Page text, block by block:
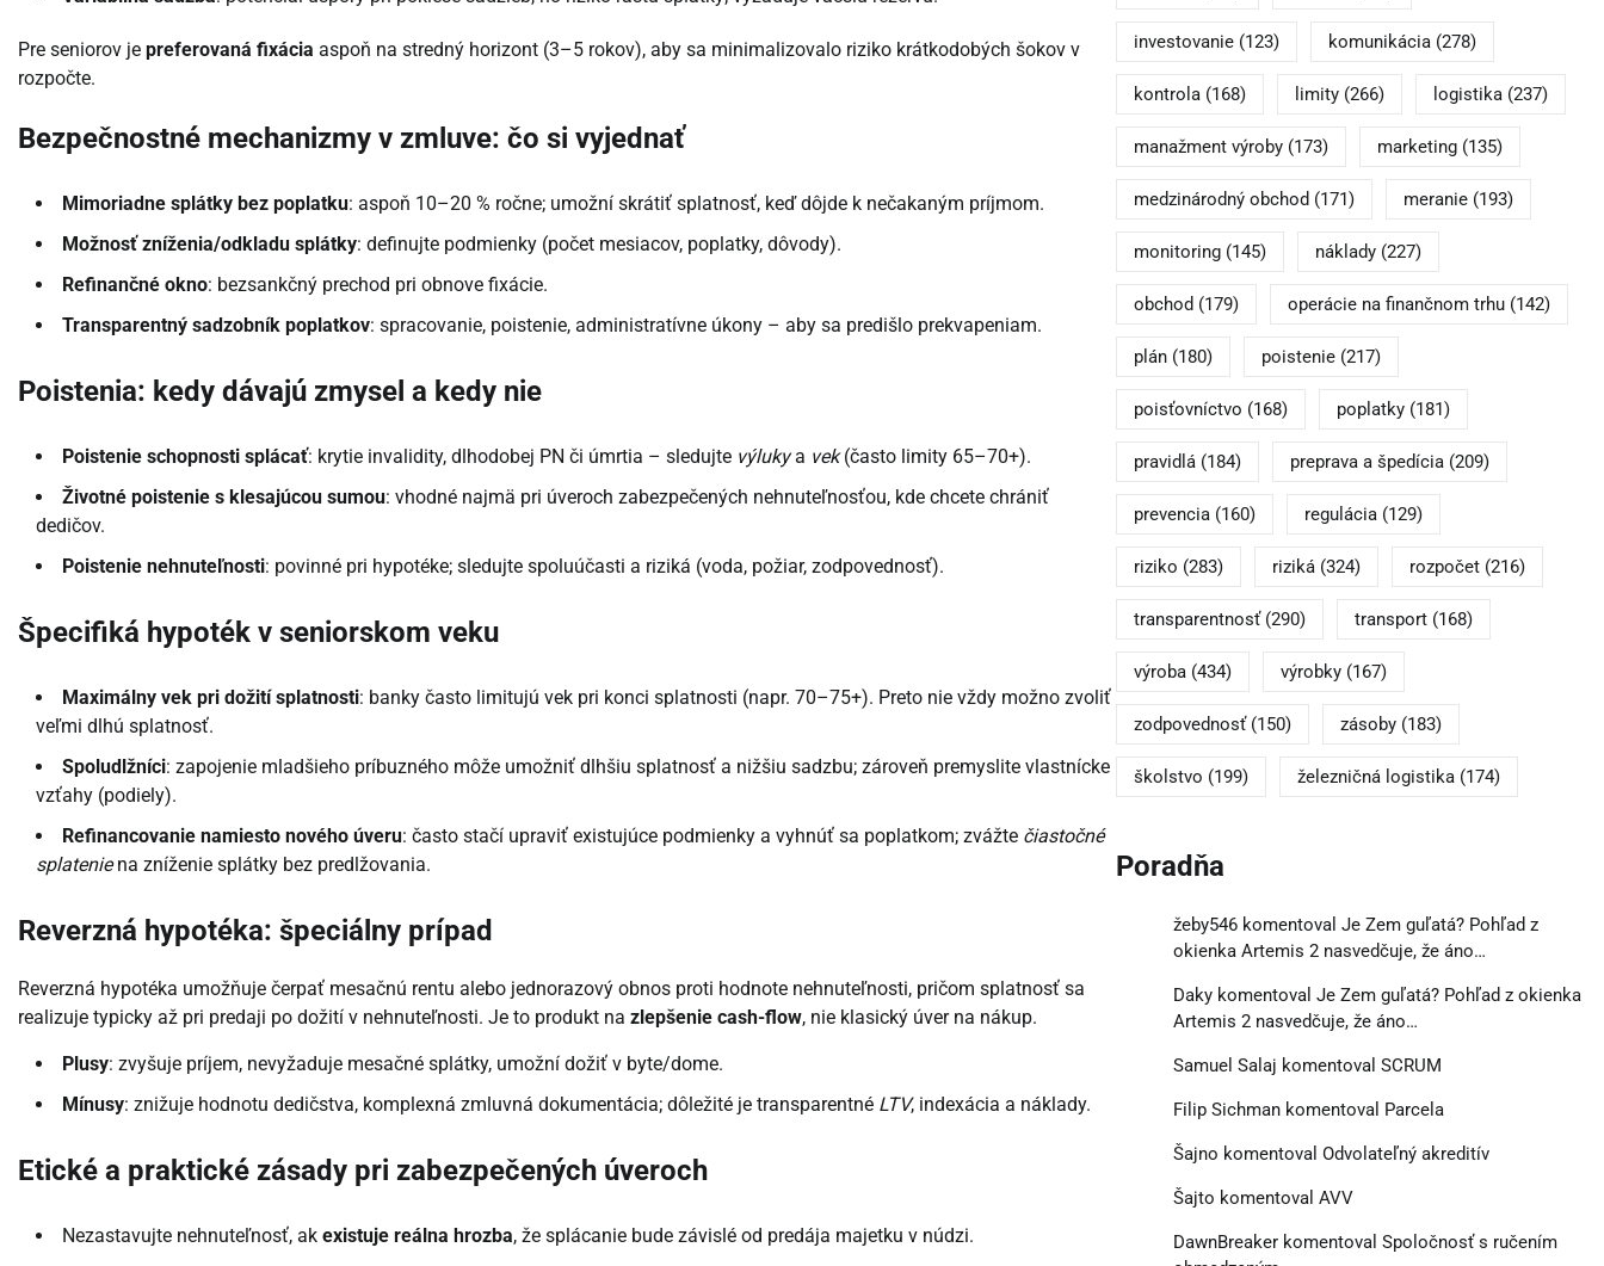
Pre seniorov je preferovaná fixácia aspoň na stredný horizont (3–5 rokov), aby sa minimalizovalo riziko krátkodobých šokov v
rozpočte.
Bezpečnostné mechanizmy v zmluve: čo si vyjednať
Mimoriadne splátky bez poplatku: aspoň 10–20 % ročne; umožní skrátiť splatnosť, keď dôjde k nečakaným príjmom.
Možnosť zníženia/odkladu splátky: definujte podmienky (počet mesiacov, poplatky, dôvody).
Refinančné okno: bezsankčný prechod pri obnove fixácie.
Transparentný sadzobník poplatkov: spracovanie, poistenie, administratívne úkony – aby sa predišlo prekvapeniam.
Poistenia: kedy dávajú zmysel a kedy nie
Poistenie schopnosti splácať: krytie invalidity, dlhodobej PN či úmrtia – sledujte výlukya vek(často limity 65–70+).
Životné poistenie s klesajúcou sumou: vhodné najmä pri úveroch zabezpečených nehnuteľnosťou, kde chcete chrániť
dedičov.
Poistenie nehnuteľnosti: povinné pri hypotéke; sledujte spoluúčasti a riziká (voda, požiar, zodpovednosť).
Špecifiká hypoték v seniorskom veku
Maximálny vek pri dožití splatnosti: banky často limitujú vek pri konci splatnosti (napr. 70–75+). Preto nie vždy možno zvoliť
veľmi dlhú splatnosť.
Spoludlžníci: zapojenie mladšieho príbuzného môže umožniť dlhšiu splatnosť a nižšiu sadzbu; zároveň premyslite vlastnícke
vzťahy (podiely).
Refinancovanie namiesto nového úveru: často stačí upraviť existujúce podmienky a vyhnúť sa poplatkom; zvážte čiastočné
splateniena zníženie splátky bez predlžovania.
Reverzná hypotéka: špeciálny prípad
Reverzná hypotéka umožňuje čerpať mesačnú rentu alebo jednorazový obnos proti hodnote nehnuteľnosti, pričom splatnosť sa
realizuje typicky až pri predaji po dožití v nehnuteľnosti. Je to produkt na zlepšenie cash-flow, nie klasický úver na nákup.
Plusy: zvyšuje príjem, nevyžaduje mesačné splátky, umožní dožiť v byte/dome.
Mínusy: znižuje hodnotu dedičstva, komplexná zmluvná dokumentácia; dôležité je transparentné LTV, indexácia a náklady.
Etické a praktické zásady pri zabezpečených úveroch
Nezastavujte nehnuteľnosť, ak existuje reálna hrozba, že splácanie bude závislé od predája majetku v núdzi.
investovanie(123) komunikácia(278)
kontrola(168) limity(266) logistika(237)
manažment výroby(173) marketing(135)
medzinárodný obchod (171) meranie(193)
monitoring(145) náklady(227)
obchod (179) operácie na finančnom trhu(142)
plán(180) poistenie(217)
poisťovníctvo (168) poplatky(181)
pravidlá(184) preprava a špedícia(209)
prevencia(160) regulácia(129)
riziko (283) riziká(324) rozpočet(216)
transparentnosť(290) transport(168)
výroba(434) výrobky(167)
zodpovednosť(150) zásoby(183)
školstvo (199) železničná logistika(174)
Poradňa
žeby546komentoval Je Zem guľatá? Pohľad z
okienka Artemis 2 nasvedčuje, že áno…
Dakykomentoval Je Zem guľatá? Pohľad z okienka
Artemis 2 nasvedčuje, že áno…
Samuel Salaj komentoval SCRUM
Filip Sichmankomentoval Parcela
Šajno komentoval Odvolateľný akreditív
Šajto komentoval AVV
DawnBreakerkomentoval Spoločnosť s ručením